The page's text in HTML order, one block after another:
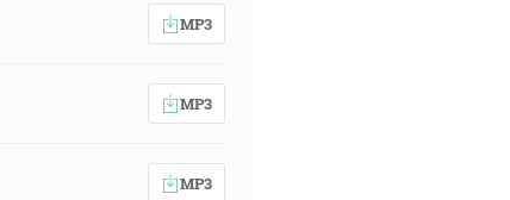
MP3
MP3
MP3